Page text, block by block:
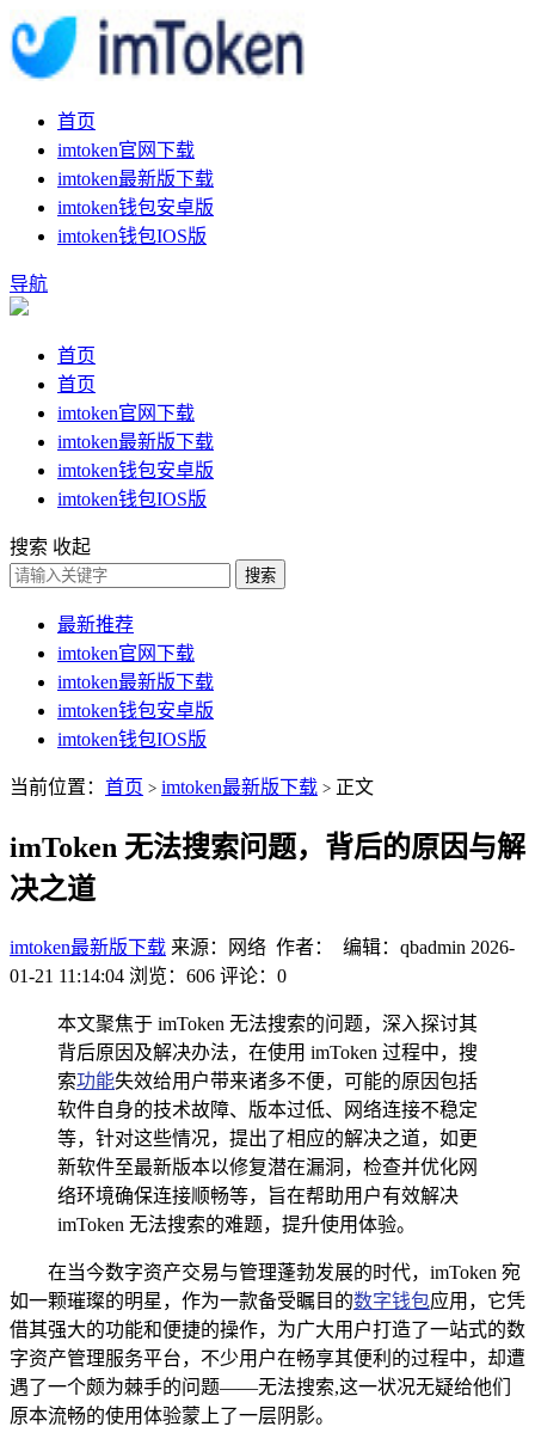
首页
imtoken官网下载
imtoken最新版下载
imtoken钱包安卓版
imtoken钱包IOS版
导航
首页
首页
imtoken官网下载
imtoken最新版下载
imtoken钱包安卓版
imtoken钱包IOS版
搜索 收起
搜索
最新推荐
imtoken官网下载
imtoken最新版下载
imtoken钱包安卓版
imtoken钱包IOS版
当前位置： 首页 > imtoken最新版下载 > 正文
imToken 无法搜索问题，背后的原因与解
决之道
imtoken最新版下载 来源：网络 作者： 编辑：qbadmin 2026-
01-21 11:14:04 浏览：606 评论：0
本文聚焦于 imToken 无法搜索的问题，深入探讨其
背后原因及解决办法，在使用 imToken 过程中，搜
索功能失效给用户带来诸多不便，可能的原因包括
软件自身的技术故障、版本过低、网络连接不稳定
等，针对这些情况，提出了相应的解决之道，如更
新软件至最新版本以修复潜在漏洞，检查并优化网
络环境确保连接顺畅等，旨在帮助用户有效解决
imToken 无法搜索的难题，提升使用体验。
在当今数字资产交易与管理蓬勃发展的时代，imToken 宛
如一颗璀璨的明星，作为一款备受瞩目的数字钱包应用，它凭
借其强大的功能和便捷的操作，为广大用户打造了一站式的数
字资产管理服务平台，不少用户在畅享其便利的过程中，却遭
遇了一个颇为棘手的问题——无法搜索,这一状况无疑给他们
原本流畅的使用体验蒙上了一层阴影。